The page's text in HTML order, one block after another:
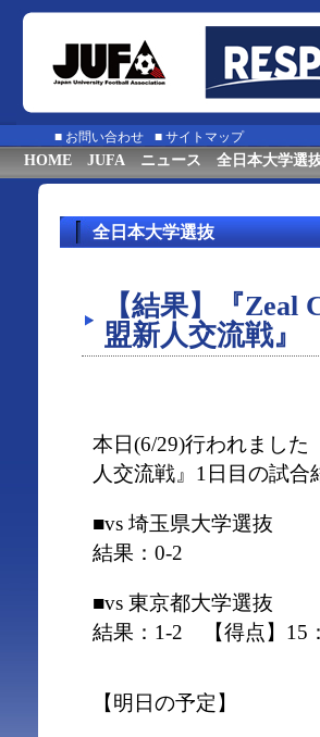
■ お問い合わせ ■ サイトマップ
HOME JUFA ニュース 全日本大学選
全日本大学選抜
【結果】『
盟新人交流戦』
本日(6/29)行われました
人交流戦』1日目の試
■vs 埼玉県大学選抜
結果：0-2
■vs 東京都大学選抜
結果：1-2 【得点】15
【明日の予定】